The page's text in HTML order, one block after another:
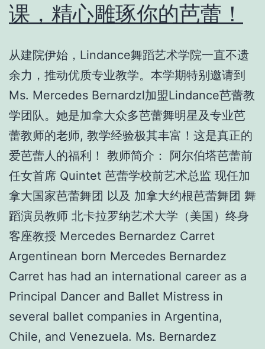
课，精心雕琢你的芭蕾！
从建院伊始，Lindance舞蹈艺术学院一直不遗
余力，推动优质专业教学。本学期特别邀请到
Ms. Mercedes Bernardzl加盟Lindance芭蕾教
学团队。她是加拿大众多芭蕾舞明星及专业芭
蕾教师的老师, 教学经验极其丰富！这是真正的
爱芭蕾人的福利！ 教师简介： 阿尔伯塔芭蕾前
任女首席 Quintet 芭蕾学校前艺术总监 现任加
拿大国家芭蕾舞团 以及 加拿大约根芭蕾舞团 舞
蹈演员教师 北卡拉罗纳艺术大学（美国）终身
客座教授 Mercedes Bernardez Carret
Argentinean born Mercedes Bernardez
Carret has had an international career as a
Principal Dancer and Ballet Mistress in
several ballet companies in Argentina,
Chile, and Venezuela. Ms. Bernardez